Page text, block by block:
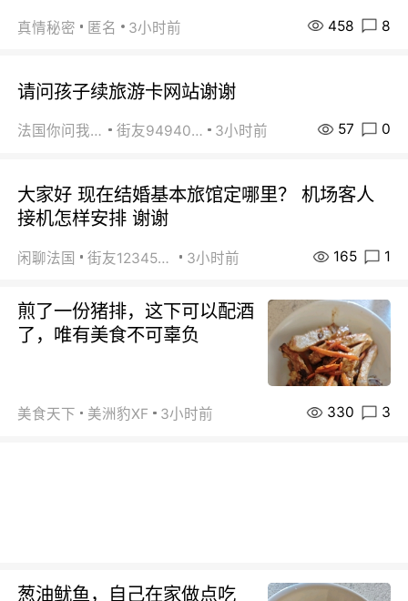
真情秘密 匿名 3小时前 458 8
请问孩子续旅游卡网站谢谢
法国你问我答 街友94940663 3小时前 57 0
大家好 现在结婚基本旅馆定哪里？ 机场客人
接机怎样安排 谢谢
闲聊法国 街友1234567800 3小时前 165 1
煎了一份猪排，这下可以配酒
了，唯有美食不可辜负
美食天下 美洲豹XF 3小时前 330 3
葱油鱿鱼，自己在家做点吃